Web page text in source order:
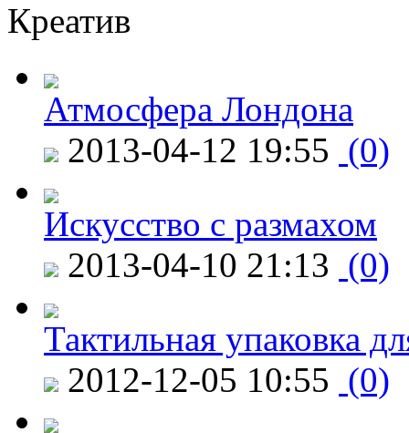
Креатив
Атмосфера Лондона
2013-04-12 19:55 (0)
Искусство с размахом
2013-04-10 21:13 (0)
Тактильная упаковка
2012-12-05 10:55 (0)